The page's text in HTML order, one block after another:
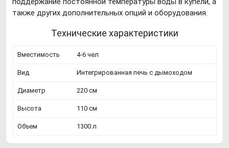
также других дополнительных опций и оборудования.
Технические характеристики
Вместимость 4-6 чел
Вид Интегрированная печь с дымоходом
Диаметр 220 см
Высота 110 см
Объем 1300 л